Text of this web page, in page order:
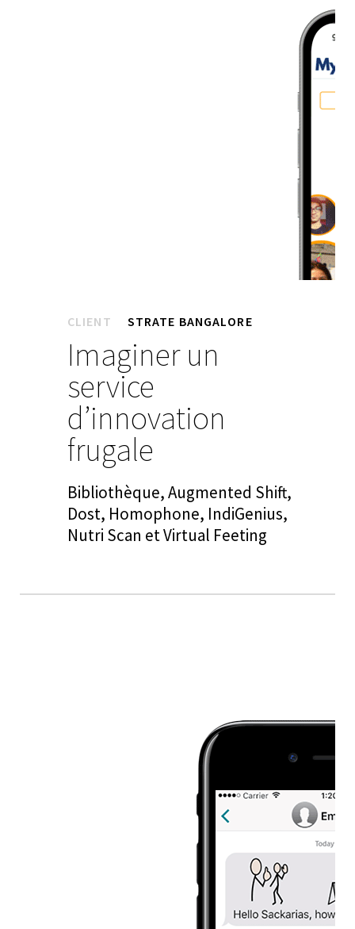
CLIENT STRATE BANGALORE
Imaginer un
service
d’innovation
frugale
Bibliothèque, Augmented Shift,
Dost, Homophone, IndiGenius,
Nutri Scan et Virtual Feeting